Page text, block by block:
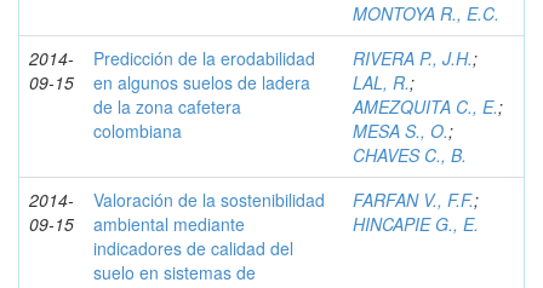
MONTOYA R., E.C.
2014-
09-15
Predicción de la erodabilidad
en algunos suelos de ladera
de la zona cafetera
colombiana
RIVERA P., J.H.;
LAL, R.;
AMEZQUITA C., E.;
MESA S., O.;
CHAVES C., B.
2014-
09-15
Valoración de la sostenibilidad
ambiental mediante
indicadores de calidad del
suelo en sistemas de
FARFAN V., F.F.;
HINCAPIE G., E.